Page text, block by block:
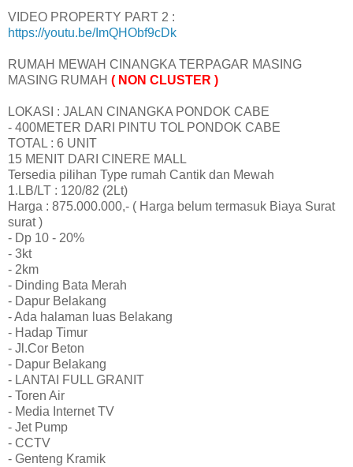
VIDEO PROPERTY PART 2 :
https://youtu.be/ImQHObf9cDk
RUMAH MEWAH CINANGKA TERPAGAR MASING
MASING RUMAH ( NON CLUSTER )
LOKASI : JALAN CINANGKA PONDOK CABE
- 400METER DARI PINTU TOL PONDOK CABE
TOTAL : 6 UNIT
15 MENIT DARI CINERE MALL
Tersedia pilihan Type rumah Cantik dan Mewah
1.LB/LT : 120/82 (2Lt)
Harga : 875.000.000,- ( Harga belum termasuk Biaya Surat
surat )
- Dp 10 - 20%
- 3kt
- 2km
- Dinding Bata Merah
- Dapur Belakang
- Ada halaman luas Belakang
- Hadap Timur
- Jl.Cor Beton
- Dapur Belakang
- LANTAI FULL GRANIT
- Toren Air
- Media Internet TV
- Jet Pump
- CCTV
- Genteng Kramik